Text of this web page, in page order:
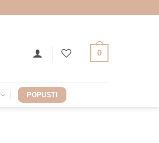
0
POPUSTI